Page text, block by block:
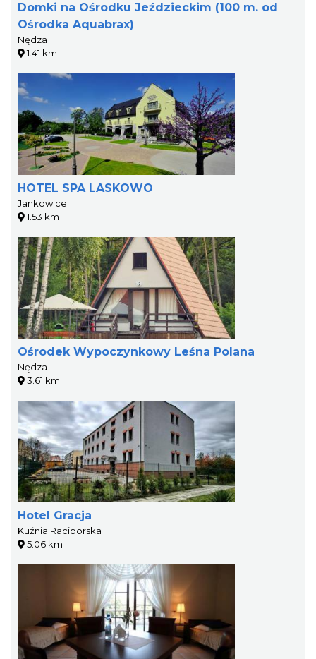
Domki na Ośrodku Jeździeckim (100 m. od
Ośrodka Aquabrax)
Nędza
1.41 km
HOTEL SPA LASKOWO
Jankowice
1.53 km
Ośrodek Wypoczynkowy Leśna Polana
Nędza
3.61 km
Hotel Gracja
Kuźnia Raciborska
5.06 km